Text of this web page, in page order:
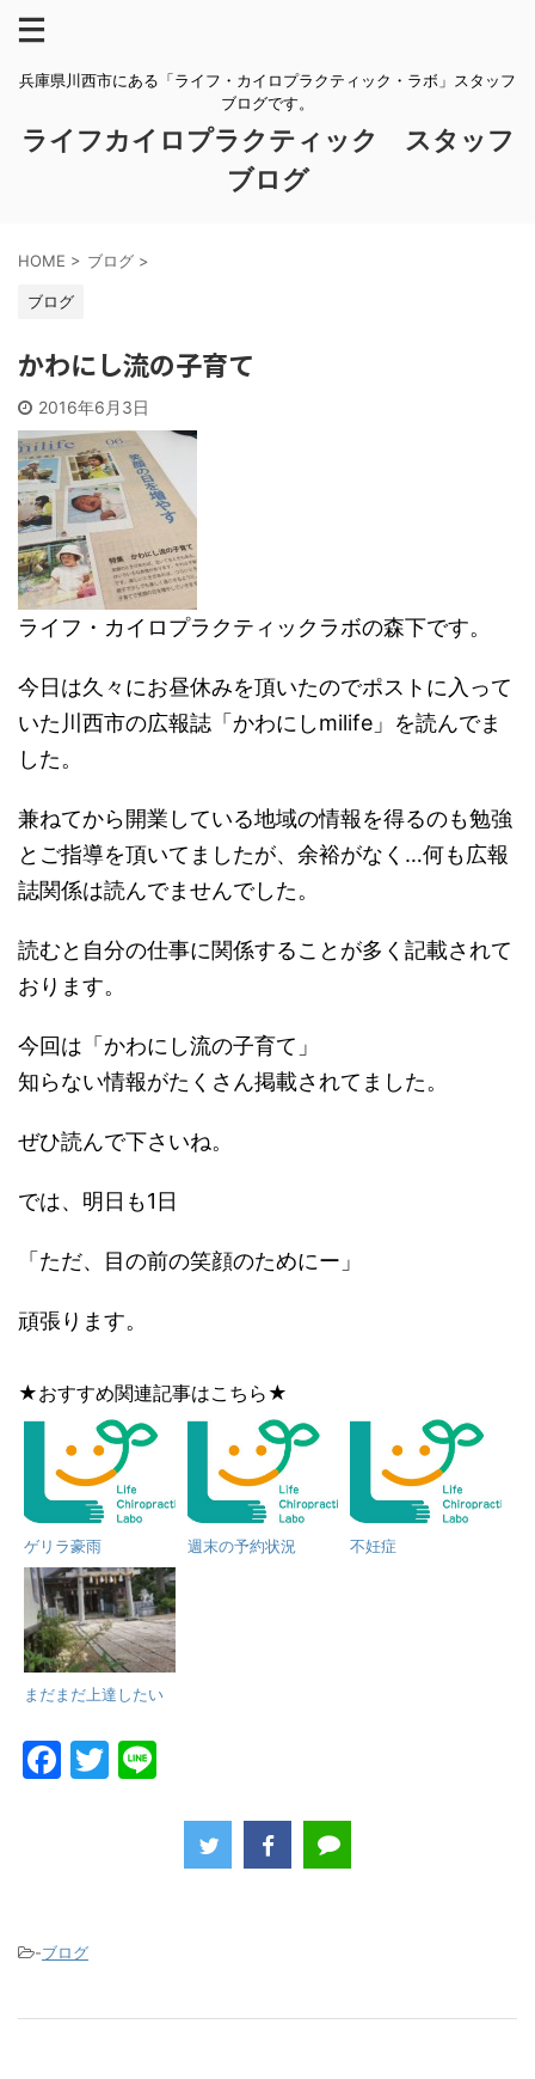
兵庫県川西市にある「ライフ・カイロプラクティック・ラボ」スタッフ
ブログです。
ライフカイロプラクティック スタッフ
ブログ
HOME > ブログ >
ブログ
かわにし流の子育て
2016年6月3日
ライフ・カイロプラクティックラボの森下です。
今日は久々にお昼休みを頂いたのでポストに入って
いた川西市の広報誌「かわにしmilife」を読んでま
した。
兼ねてから開業している地域の情報を得るのも勉強
とご指導を頂いてましたが、余裕がなく…何も広報
誌関係は読んでませんでした。
読むと自分の仕事に関係することが多く記載されて
おります。
今回は「かわにし流の子育て」
知らない情報がたくさん掲載されてました。
ぜひ読んで下さいね。
では、明日も1日
「ただ、目の前の笑顔のためにー」
頑張ります。
★おすすめ関連記事はこちら★
ゲリラ豪雨 週末の予約状況 不妊症
まだまだ上達したい
F
o
k
T
-ブログ